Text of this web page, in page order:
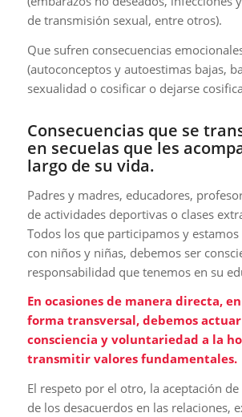
de transmisión sexual, entre otros).
Que sufren consecuencias
(autoconceptos y autoestimas bajas,
sexualidad o cosificar o dejarse
Consecuencias que se
en secuelas que les
largo de su vida.
Padres y madres, educadores,
de actividades deportivas o clases
Todos los que participamos y
con niños y niñas, debemos ser
responsabilidad que tenemos en su
En ocasiones de manera directa,
forma transversal, debemos
consciencia y voluntariedad a la
transmitir valores fundamentales.
El respeto por el otro, la aceptación
de los desacuerdos en las relaciones,